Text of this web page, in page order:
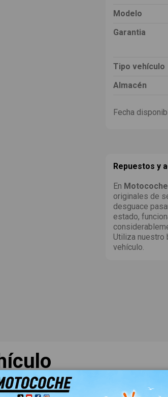
Modelo
Garantia
Tipo vehículo
Almacén
Fecha
Repuestos y
En
originales de
desguace
estado,
Utiliza nuestro
vehículo.